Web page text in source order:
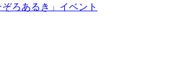
ろあるき」イベント